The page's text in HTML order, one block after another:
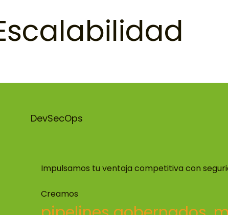
DevSecOps
Impulsamos tu ventaja competitiva con
Creamos